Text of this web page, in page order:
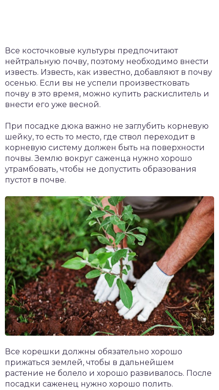
Все косточковые культуры предпочитают
нейтральную почву, поэтому необходимо внести
известь. Известь, как известно, добавляют в почву
осенью. Если вы не успели произвестковать
почву в это время, можно купить раскислитель и
внести его уже весной.
При посадке дюка важно не заглубить корневую
шейку, то есть то место, где ствол переходит в
корневую систему должен быть на поверхности
почвы. Землю вокруг саженца нужно хорошо
утрамбовать, чтобы не допустить образования
пустот в почве.
Все корешки должны обязательно хорошо
прижаться землей, чтобы в дальнейшем
растение не болело и хорошо развивалось. После
посадки саженец нужно хорошо полить.